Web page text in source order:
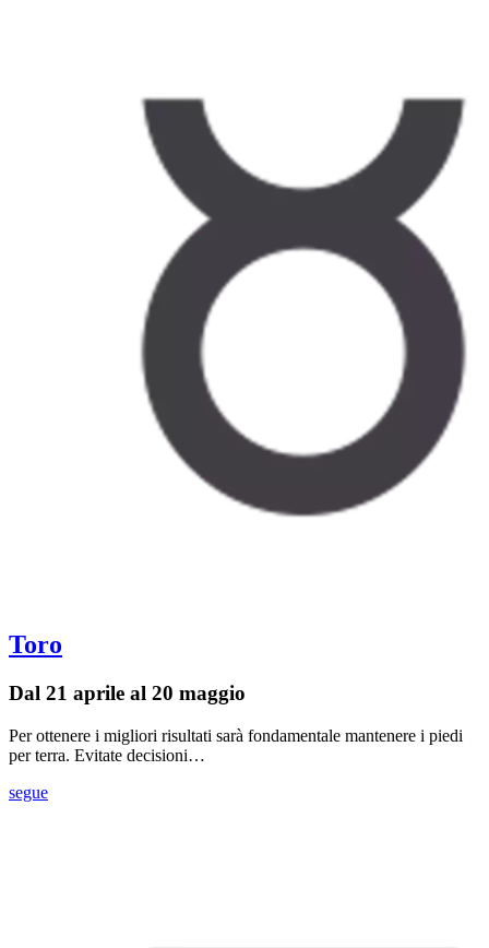
Toro
Dal 21 aprile al 20 maggio
Per ottenere i migliori risultati sarà fondamentale mantenere i piedi
per terra. Evitate decisioni…
segue